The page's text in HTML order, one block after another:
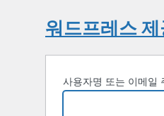
워드프레스
사용자명 또는 이메일